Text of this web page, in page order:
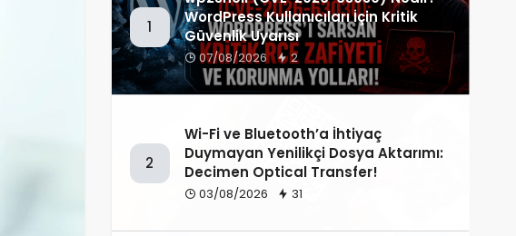
1
WordPress Kullanıcıları İçin Kritik
Güvenlik Uyarısı
07/08/2026 2
2
Wi-Fi ve Bluetooth’a İhtiyaç
Duymayan Yenilikçi Dosya Aktarımı:
Decimen Optical Transfer!
03/08/2026 31